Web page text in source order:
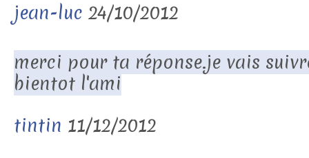
jean-luc 24/10/2012
merci pour ta réponse.je vais
bientot l'ami
tintin 11/12/2012